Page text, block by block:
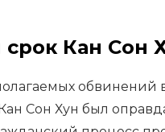
Кан Сон
обвинений
Сон Хун был